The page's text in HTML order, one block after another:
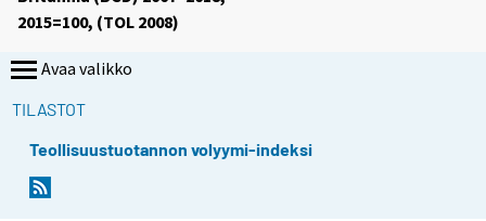
2015=100, (TOL 2008)
Avaa valikko
TILASTOT
Teollisuustuotannon volyymi-indeksi